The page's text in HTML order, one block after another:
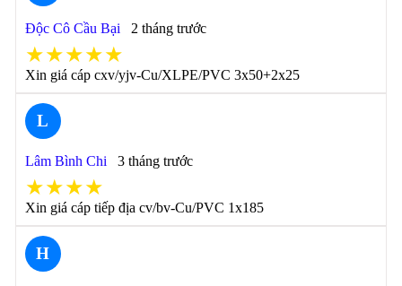
Độc Cô Cầu Bại 2 tháng trước
★★★★★
Xin giá cáp cxv/yjv-Cu/XLPE/PVC 3x50+2x25
L
Lâm Bình Chi 3 tháng trước
★★★★
Xin giá cáp tiếp địa cv/bv-Cu/PVC 1x185
H